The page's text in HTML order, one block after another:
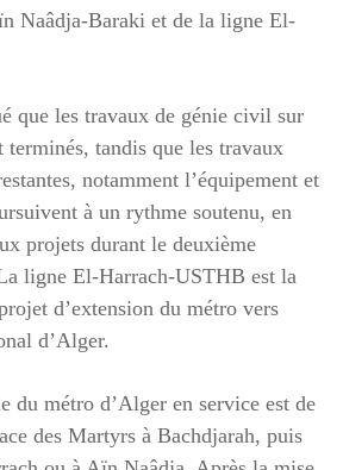
Naâdja-Baraki et de la ligne El-
que les travaux de génie civil sur
terminés, tandis que les travaux
notamment l’équipement et
à un rythme soutenu, en
projets durant le deuxième
ligne El-Harrach-USTHB est la
d’extension du métro vers
d’Alger.
du métro d’Alger en service est de
des Martyrs à Bachdjarah, puis